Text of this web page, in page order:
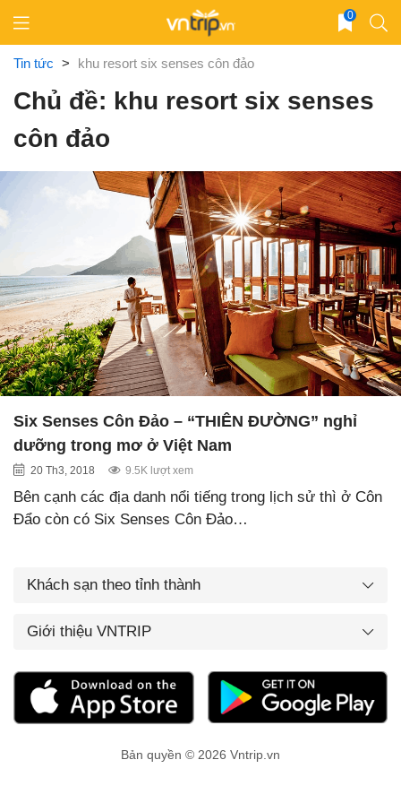
content
0
Tin tức > khu resort six senses côn đảo
Chủ đề: khu resort six senses
côn đảo
Six Senses Côn Đảo – “THIÊN ĐƯỜNG” nghỉ
dưỡng trong mơ ở Việt Nam
20 Th3, 2018 9.5K lượt xem
Bên cạnh các địa danh nổi tiếng trong lịch sử thì ở Côn
Đẩo còn có Six Senses Côn Đảo…
Khách sạn theo tỉnh thành
Giới thiệu VNTRIP
Bản quyền © 2026 Vntrip.vn